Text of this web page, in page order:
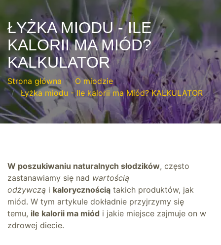
ŁYŻKA MIODU - ILE
KALORII MA MIÓD?
KALKULATOR
Strona główna
O miodzie
Łyżka miodu - Ile kalorii ma Miód? KALKULATOR
W poszukiwaniu naturalnych słodzików, często
zastanawiamy się nad wartością
odżywczą i kalorycznością takich produktów, jak
miód. W tym artykule dokładnie przyjrzymy się
temu, ile kalorii ma miód i jakie miejsce zajmuje on w
zdrowej diecie.